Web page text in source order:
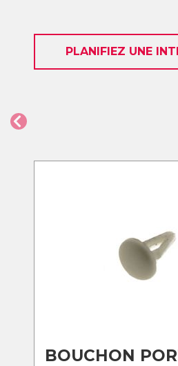
PLANIFIEZ UNE
BOUCHON